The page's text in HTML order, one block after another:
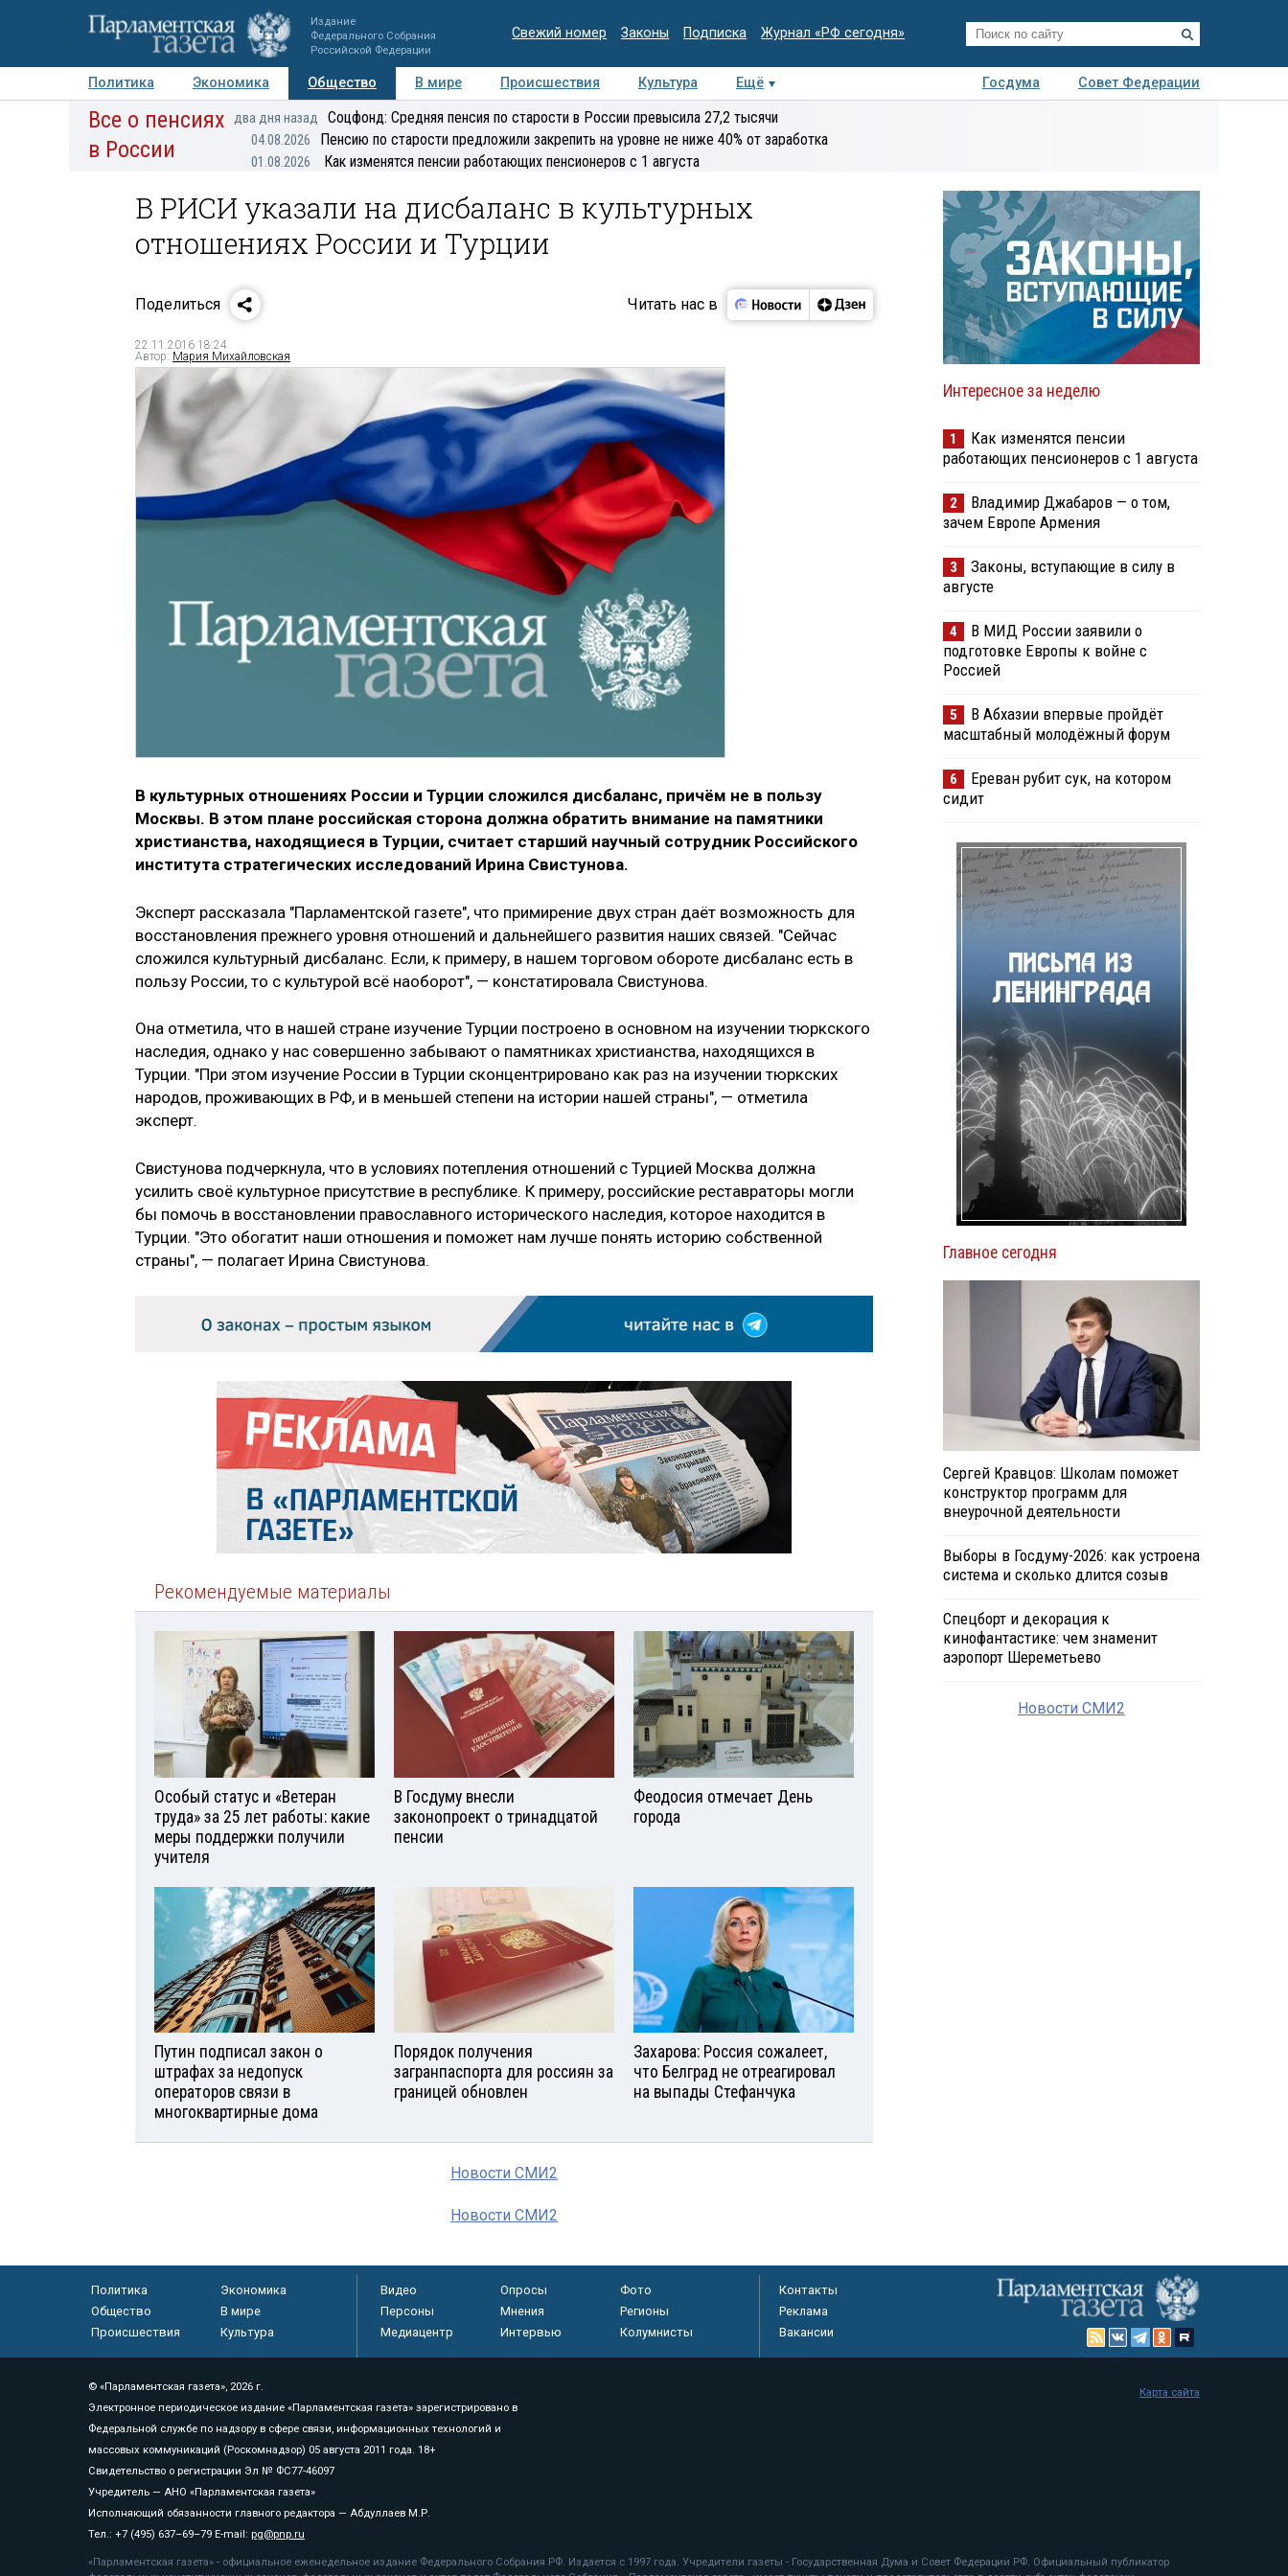
Издание
Федерального Собрания
Российской Федерации
Свежий номер Законы Подписка Журнал «РФ сегодня»
Политика Экономика Общество В мире Происшествия Культура Ещё Госдума
Совет Федерации
Авторы Персоны Мнения Регионы Медиацентр Интервью Колумнисты
Все о пенсиях
в России
два дня назад Соцфонд: Средняя пенсия по старости в России превысила 27,2 тысячи
04.08.2026 Пенсию по старости предложили закрепить на уровне не ниже 40% от заработка
01.08.2026 Как изменятся пенсии работающих пенсионеров с 1 августа
В РИСИ указали на дисбаланс в культурных
отношениях России и Турции
Поделиться Читать нас в
22.11.2016 18:24
Автор: Мария Михайловская
В культурных отношениях России и Турции сложился дисбаланс, причём не в пользу
Москвы. В этом плане российская сторона должна обратить внимание на памятники
христианства, находящиеся в Турции, считает старший научный сотрудник Российского
института стратегических исследований Ирина Свистунова.
Эксперт рассказала "Парламентской газете", что примирение двух стран даёт возможность для
восстановления прежнего уровня отношений и дальнейшего развития наших связей. "Сейчас
сложился культурный дисбаланс. Если, к примеру, в нашем торговом обороте дисбаланс есть в
пользу России, то с культурой всё наоборот", — констатировала Свистунова.
Она отметила, что в нашей стране изучение Турции построено в основном на изучении тюркского
наследия, однако у нас совершенно забывают о памятниках христианства, находящихся в
Турции. "При этом изучение России в Турции сконцентрировано как раз на изучении тюркских
народов, проживающих в РФ, и в меньшей степени на истории нашей страны", — отметила
эксперт.
Свистунова подчеркнула, что в условиях потепления отношений с Турцией Москва должна
усилить своё культурное присутствие в республике. К примеру, российские реставраторы могли
бы помочь в восстановлении православного исторического наследия, которое находится в
Турции. "Это обогатит наши отношения и поможет нам лучше понять историю собственной
страны", — полагает Ирина Свистунова.
Рекомендуемые материалы
Особый статус и «Ветеран
труда» за 25 лет работы: какие
меры поддержки получили
учителя
В Госдуму внесли
законопроект о тринадцатой
пенсии
Феодосия отмечает День
города
Путин подписал закон о
штрафах за недопуск
операторов связи в
многоквартирные дома
Порядок получения
загранпаспорта для россиян за
границей обновлен
Захарова: Россия сожалеет,
что Белград не отреагировал
на выпады Стефанчука
Новости СМИ2
Новости СМИ2
Интересное за неделю
1
Как изменятся пенсии
работающих пенсионеров с 1 августа
2
Владимир Джабаров — о том,
зачем Европе Армения
3
Законы, вступающие в силу в
августе
4
В МИД России заявили о
подготовке Европы к войне с
Россией
5
В Абхазии впервые пройдёт
масштабный молодёжный форум
6
Ереван рубит сук, на котором
сидит
Главное сегодня
Сергей Кравцов: Школам поможет
конструктор программ для
внеурочной деятельности
Выборы в Госдуму-2026: как устроена
система и сколько длится созыв
Спецборт и декорация к
кинофантастике: чем знаменит
аэропорт Шереметьево
Новости СМИ2
Политика
Экономика
Общество
В мире
Происшествия
Культура
Видео Опросы
Фото
Персоны
Мнения
Регионы
Медиацентр
Интервью Колумнисты
Контакты
Реклама
Вакансии
© «Парламентская газета», 2026 г.
Электронное периодическое издание «Парламентская газета» зарегистрировано в
Федеральной службе по надзору в сфере связи, информационных технологий и
массовых коммуникаций (Роскомнадзор) 05 августа 2011 года. 18+
Свидетельство о регистрации Эл № ФС77-46097
Учредитель — АНО «Парламентская газета»
Исполняющий обязанности главного редактора — Абдуллаев М.Р.
Тел.: +7 (495) 637–69–79 E-mail: pg@pnp.ru
«Парламентская газета» - официальное еженедельное издание Федерального Собрания РФ. Издается с 1997 года. Учредители газеты - Государственная Дума и Совет Федерации РФ. Официальный публикатор
Карта сайта